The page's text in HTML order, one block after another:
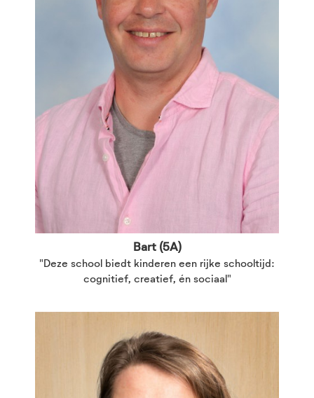
Bart (5A)
"Deze school biedt kinderen een rijke schooltijd:
cognitief, creatief, én sociaal"